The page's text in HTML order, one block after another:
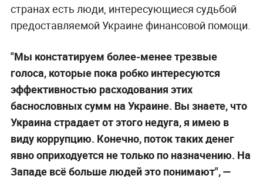
странах есть люди, интересующиеся судьбой
предоставляемой Украине финансовой помощи.
"Мы констатируем более-менее трезвые
голоса, которые пока робко интересуются
эффективностью расходования этих
баснословных сумм на Украине. Вы знаете, что
Украина страдает от этого недуга, я имею в
виду коррупцию. Конечно, поток таких денег
явно оприходуется не только по назначению. На
Западе всё больше людей это понимают", —